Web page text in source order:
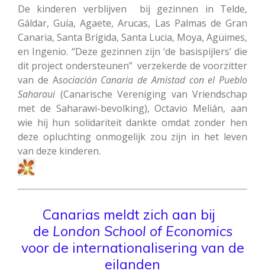
De kinderen verblijven bij gezinnen in Telde,
Gáldar, Guía, Agaete, Arucas, Las Palmas de Gran
Canaria, Santa Brígida, Santa Lucia, Moya, Agüimes,
en Ingenio. “Deze gezinnen zijn ‘de basispijlers’ die
dit project ondersteunen” verzekerde de voorzitter
van de Asociación Canaria de Amistad con el Pueblo
Saharaui (Canarische Vereniging van Vriendschap
met de Saharawi-bevolking), Octavio Melián, aan
wie hij hun solidariteit dankte omdat zonder hen
deze opluchting onmogelijk zou zijn in het leven
van deze kinderen.
Canarias meldt zich aan bij
de London School of Economics
voor de internationalisering van de
eilanden